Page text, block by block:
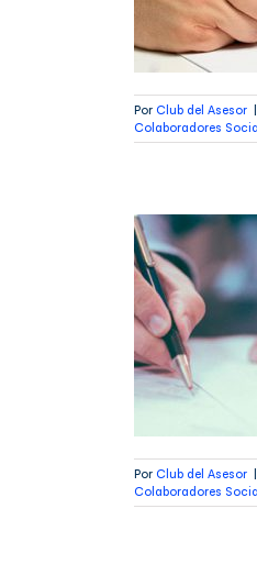
Por Club del Asesor |
Colaboradores
Por Club del Asesor |
Colaboradores